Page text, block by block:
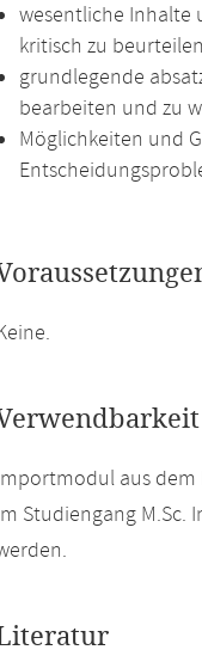
wesentliche Inhalte
kritisch zu
grundlegende
bearbeiten und zu
Möglichkeiten und
aus dem
Studiengang